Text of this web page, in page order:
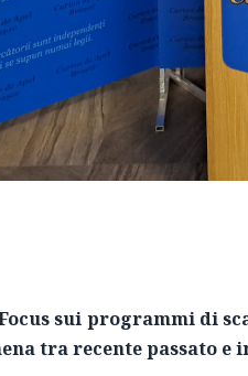
sui programmi di
tra recente passato e